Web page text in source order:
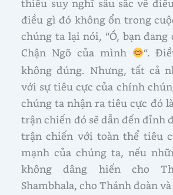
thiếu suy nghĩ sâu sắc về
điều gì đó không ổn trong
chúng ta lại nói, “Ồ, bạn đang
Chận Ngõ của mình
“.
không đúng. Nhưng, tất cả
với sự tiêu cực của chính
chúng ta nhận ra tiêu cực đó
trận chiến đó sẽ dẫn đến đỉnh
trận chiến với toàn thể tiêu
mạnh của chúng ta, nếu
không dâng hiến cho
Shambhala, cho Thánh đoàn